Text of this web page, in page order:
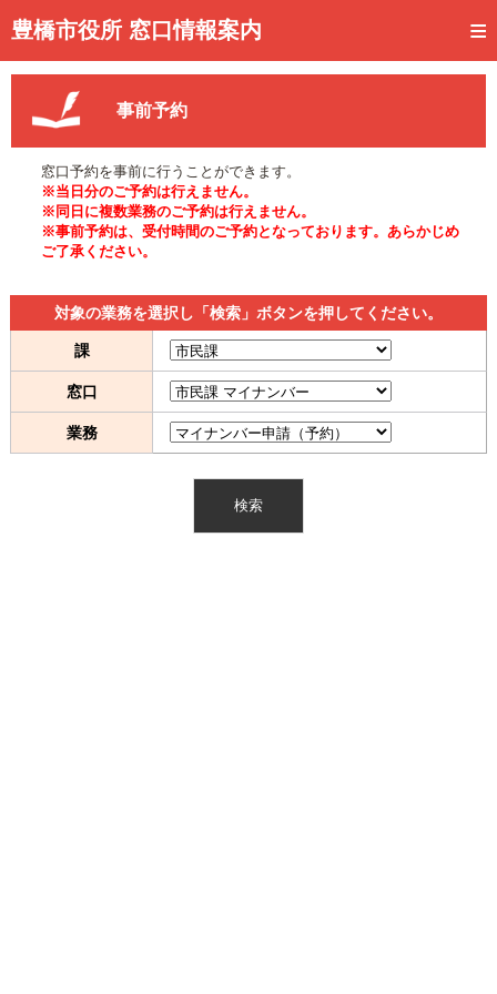
豊橋市役所 窓口情報案内
トップページ
事前予約
予約状況確認
窓口混雑状況
待ち状況確認
交付状況確認
メール通知登録
混雑予想カレンダー
事前予約
窓口予約を事前に行うことができます。
※当日分のご予約は行えません。
※同日に複数業務のご予約は行えません。
※事前予約は、受付時間のご予約となっております。あらかじめ
ご了承ください。
対象の業務を選択し「検索」ボタンを押してください。
課
窓口
業務